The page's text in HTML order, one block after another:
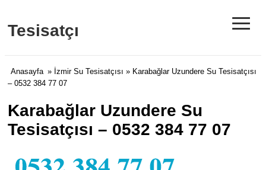
Tesisatçı ≡
Anasayfa » İzmir Su Tesisatçısı » Karabağlar Uzundere Su Tesisatçısı
– 0532 384 77 07
Karabağlar Uzundere Su
Tesisatçısı – 0532 384 77 07